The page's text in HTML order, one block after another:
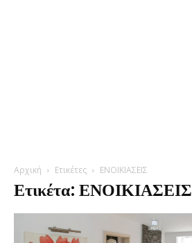
Αρχική Ετικέτες ΕΝΟΙΚΙΑΣΕΙΣ
Ετικέτα: ΕΝΟΙΚΙΑΣΕΙΣ